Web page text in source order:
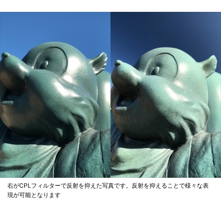
右がCPLフィルターで反射を抑えた写真です。反射を抑えることで様々な表
現が可能となります